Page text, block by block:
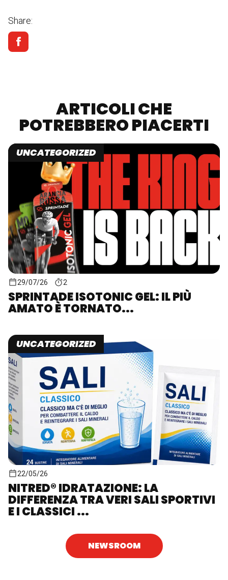
Share:
ARTICOLI CHE
POTREBBERO PIACERTI
UNCATEGORIZED
29/07/26 2
SPRINTADE ISOTONIC GEL: IL PIÙ
AMATO È TORNATO...
UNCATEGORIZED
22/05/26
NITRED® IDRATAZIONE: LA
DIFFERENZA TRA VERI SALI SPORTIVI
E I CLASSICI ...
NEWSROOM